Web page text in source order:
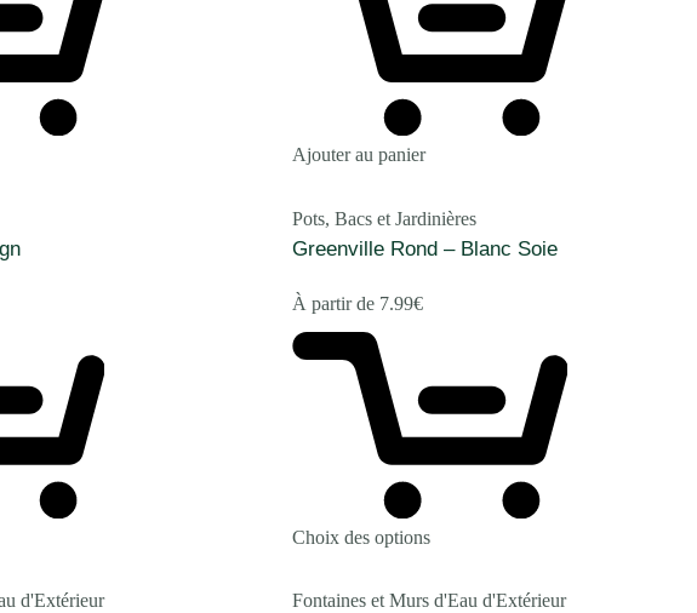
Ajouter au panier
Pots, Bacs et Jardinières
Greenville Rond – Blanc Soie
À partir de 7.99€
Choix des options
d'Extérieur Fontaines et Murs d'Eau d'Extérieur